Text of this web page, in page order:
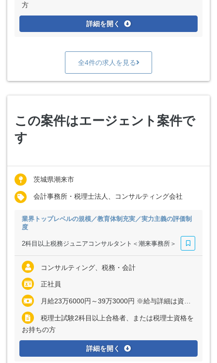
方
詳細を開く
全4件の求人を見る
この案件はエージェント案件で
す
茨城県潮来市
会計事務所・税理士法人、コンサルティング会社
業界トップレベルの規模／教育体制充実／実力主義の評価制
度
2科目以上税務ジュニアコンサルタント＜潮来事務所＞
コンサルティング、税務・会計
正社員
月給23万6000円～39万3000円 ※給与詳細は資格・経験・前職等を考慮の上同社規定により決定いたします ※インセンティブ制度あり
税理士試験2科目以上合格者、または税理士資格を
お持ちの方
詳細を開く